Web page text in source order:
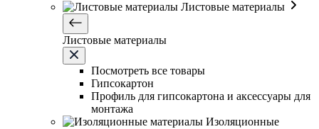
Листовые материалы
Листовые материалы
Посмотреть все товары
Гипсокартон
Профиль для гипсокартона и аксессуары для
монтажа
Изоляционные